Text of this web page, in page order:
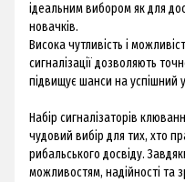
ідеальним вибором як для
новачків.
Висока чутливість і
сигналізації дозволяють
підвищує шанси на успішний
Набір сигналізаторів
чудовий вибір для тих, хто
рибальського досвіду.
можливостям, надійності та